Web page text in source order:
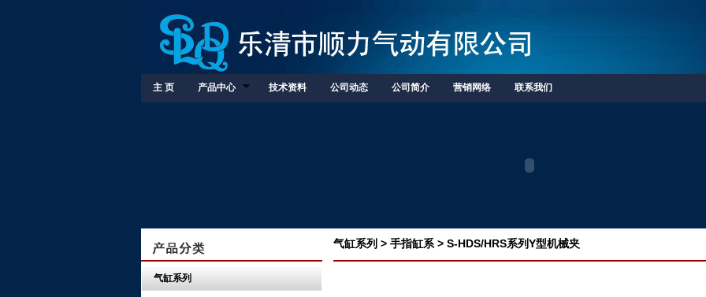
主 页 产品中心 技术资料 公司动态 公司简介 营销网络 联系我们
气缸系列
气缸系列 > 手指缸系 > S-HDS/HRS系列Y型机械夹